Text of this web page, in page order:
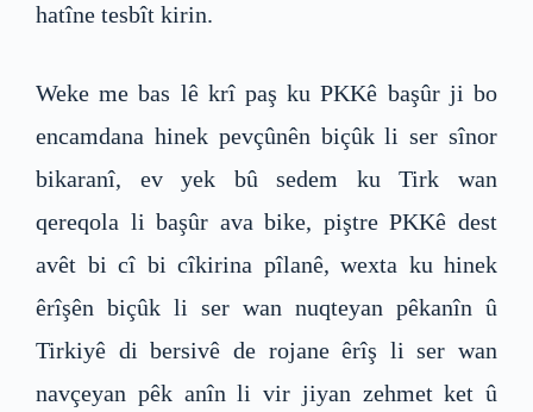
hatîne tesbît kirin.
Weke me bas lê krî paş ku PKKê başûr ji bo
encamdana hinek pevçûnên biçûk li ser sînor
bikaranî, ev yek bû sedem ku Tirk wan
qereqola li başûr ava bike, piştre PKKê dest
avêt bi cî bi cîkirina pîlanê, wexta ku hinek
êrîşên biçûk li ser wan nuqteyan pêkanîn û
Tirkiyê di bersivê de rojane êrîş li ser wan
navçeyan pêk anîn li vir jiyan zehmet ket û